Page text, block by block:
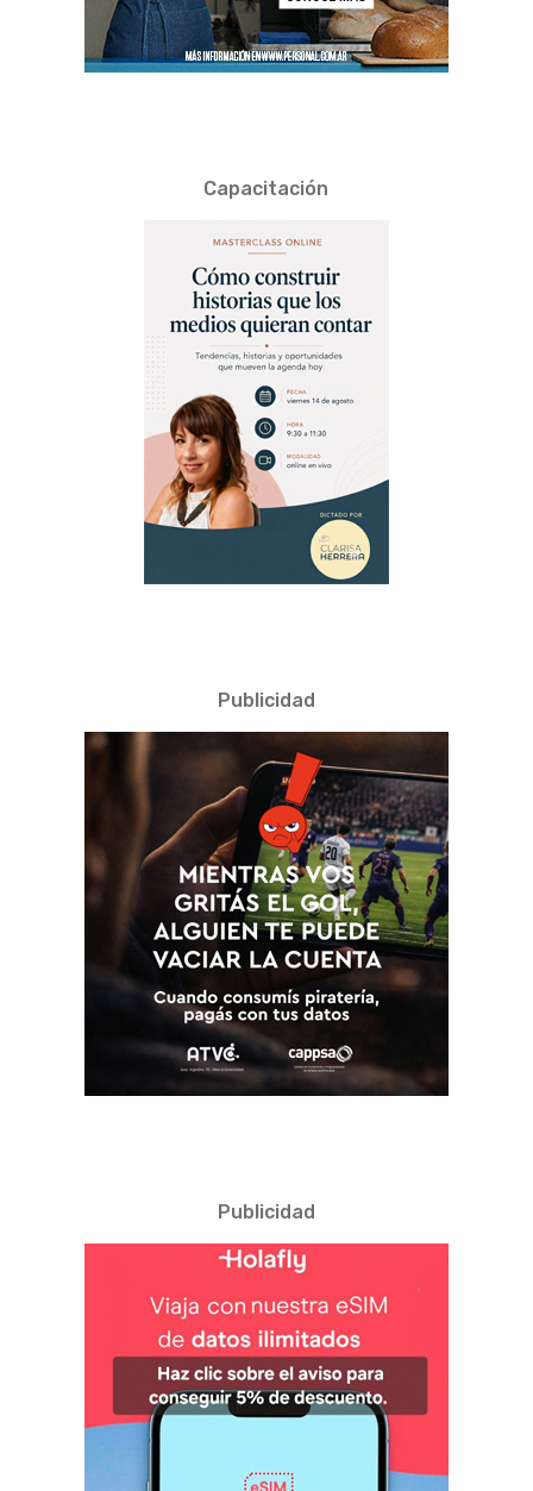
Capacitación
Publicidad
Publicidad